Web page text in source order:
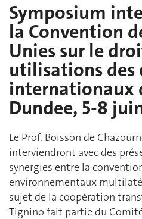
Symposium
la Convention
Unies sur le
utilisations des
internationaux
Dundee, 5-8
Le Prof. Boisson de
interviendront avec des
synergies entre la
environnementaux
sujet de la coopération
Tignino fait partie du